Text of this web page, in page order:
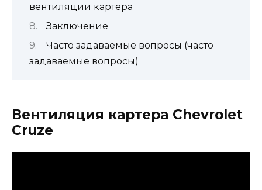
вентиляции картера
Заключение
Часто задаваемые вопросы (часто
задаваемые вопросы)
Вентиляция картера Chevrolet
Cruze